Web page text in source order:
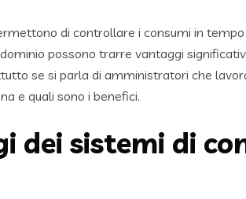
di controllare i consumi in
possono trarre vantaggi
se si parla di amministratori che
e quali sono i benefici.
dei sistemi di